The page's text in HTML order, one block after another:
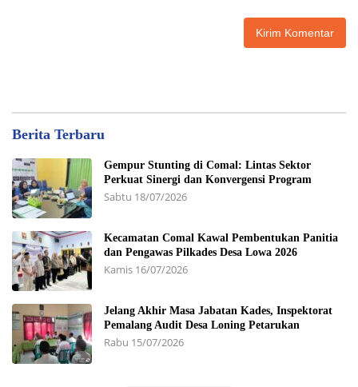
Berita Terbaru
Gempur Stunting di Comal: Lintas Sektor
Perkuat Sinergi dan Konvergensi Program
Sabtu 18/07/2026
Kecamatan Comal Kawal Pembentukan Panitia
dan Pengawas Pilkades Desa Lowa 2026
Kamis 16/07/2026
Jelang Akhir Masa Jabatan Kades, Inspektorat
Pemalang Audit Desa Loning Petarukan
Rabu 15/07/2026